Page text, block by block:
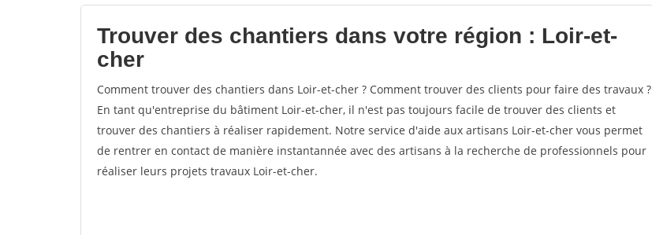
Trouver des chantiers dans votre région : Loir-et-
cher
Comment trouver des chantiers dans Loir-et-cher ? Comment trouver des clients pour faire des travaux ?
En tant qu'entreprise du bâtiment Loir-et-cher, il n'est pas toujours facile de trouver des clients et
trouver des chantiers à réaliser rapidement. Notre service d'aide aux artisans Loir-et-cher vous permet
de rentrer en contact de manière instantannée avec des artisans à la recherche de professionnels pour
réaliser leurs projets travaux Loir-et-cher.